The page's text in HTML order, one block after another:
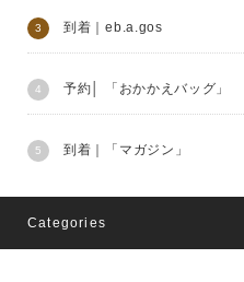
到着｜eb.a.gos
予約│ 「おかかえバッグ」
到着｜「マガジン」
Categories